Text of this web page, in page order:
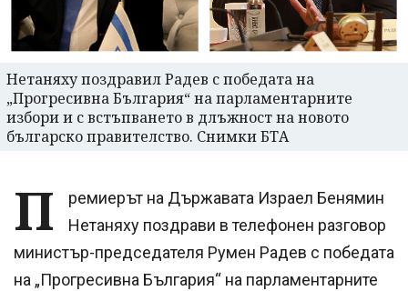
Нетаняху поздравил Радев с победата на
„Прогресивна България“ на парламентарните
избори и с встъпването в длъжност на новото
българско правителство. Снимки БТА
П
ремиерът на Държавата Израел Бенямин
Нетаняху поздрави в телефонен разговор
министър-председателя Румен Радев с победата
на „Прогресивна България“ на парламентарните